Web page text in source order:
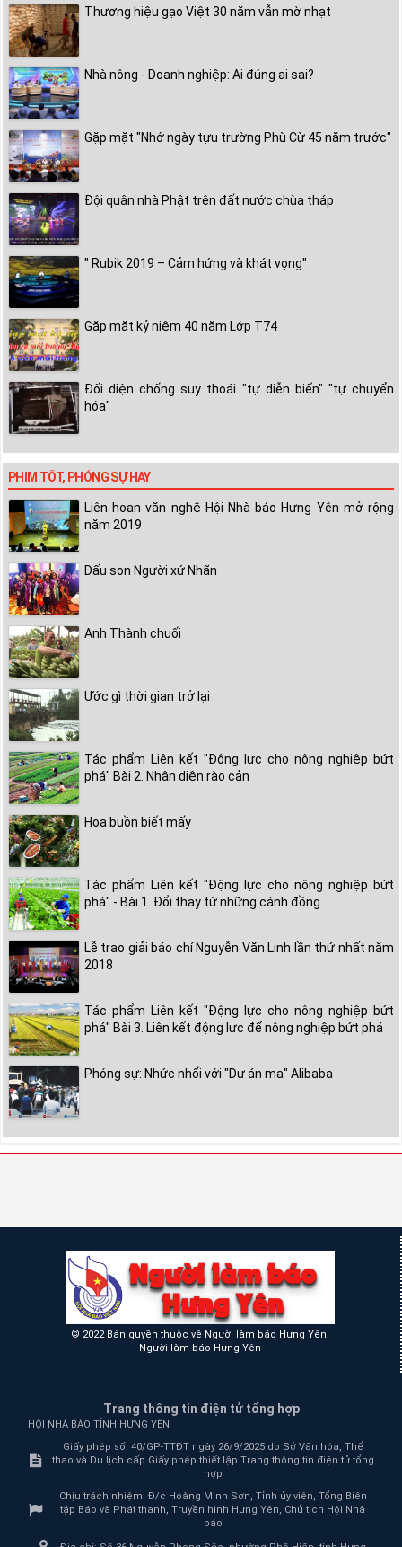
Thương hiệu gạo Việt 30 năm vẫn mờ nhạt
Nhà nông - Doanh nghiệp: Ai đúng ai sai?
Gặp mặt "Nhớ ngày tựu trường Phù Cừ 45 năm trước"
Đội quân nhà Phật trên đất nước chùa tháp
" Rubik 2019 – Cảm hứng và khát vọng"
Gặp mặt kỷ niệm 40 năm Lớp T74
Đối diện chống suy thoái "tự diễn biến" "tự chuyển
hóa"
PHIM TỐT, PHÓNG SỰ HAY
Liên hoan văn nghệ Hội Nhà báo Hưng Yên mở rộng
năm 2019
Dấu son Người xứ Nhãn
Anh Thành chuối
Ước gì thời gian trở lại
Tác phẩm Liên kết "Động lực cho nông nghiệp bứt
phá" Bài 2. Nhận diện rào cản
Hoa buồn biết mấy
Tác phẩm Liên kết "Động lực cho nông nghiệp bứt
phá" - Bài 1. Đổi thay từ những cánh đồng
Lễ trao giải báo chí Nguyễn Văn Linh lần thứ nhất năm
2018
Tác phẩm Liên kết "Động lực cho nông nghiệp bứt
phá" Bài 3. Liên kết động lực để nông nghiệp bứt phá
Phóng sự: Nhức nhối với "Dự án ma" Alibaba
© 2022 Bản quyền thuộc về Người làm báo Hưng Yên.
Người làm báo Hưng Yên
Trang thông tin điện tử tổng hợp
HỘI NHÀ BÁO TỈNH HƯNG YÊN
Giấy phép số: 40/GP-TTĐT ngày 26/9/2025 do Sở Văn hóa, Thể
thao và Du lịch cấp Giấy phép thiết lập Trang thông tin điện tử tổng
hợp
Chịu trách nhiệm: Đ/c Hoàng Minh Sơn, Tỉnh ủy viên, Tổng Biên
tập Báo và Phát thanh, Truyền hình Hưng Yên, Chủ tịch Hội Nhà
báo